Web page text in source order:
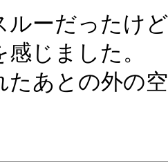
ルーだったけ
じました。
たあとの外の